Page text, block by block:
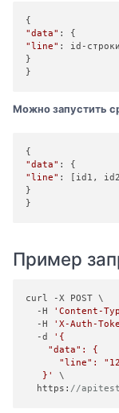
"data"
"line" : id-строки
}
}
Можно запустить
"data"
"line" : [id1,
}
}
Пример
curl -X POST \
  -H
'Content-
  -H
'X-Auth-
  -d
'{
    "data": {
"line":
   }'
\
  https:
//